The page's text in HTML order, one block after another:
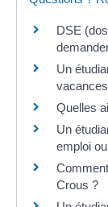
DSE
Un
Quelles
Un
emploi
Crous ?